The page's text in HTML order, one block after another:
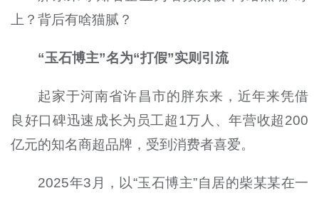
上？背后有啥猫腻？
“玉石博主”名为“打假”实则引流
起家于河南省许昌市的胖东来，近年来凭借
良好口碑迅速成长为员工超1万人、年营收超200
亿元的知名商超品牌，受到消费者喜爱。
2025年3月，以“玉石博主”自居的柴某某在一